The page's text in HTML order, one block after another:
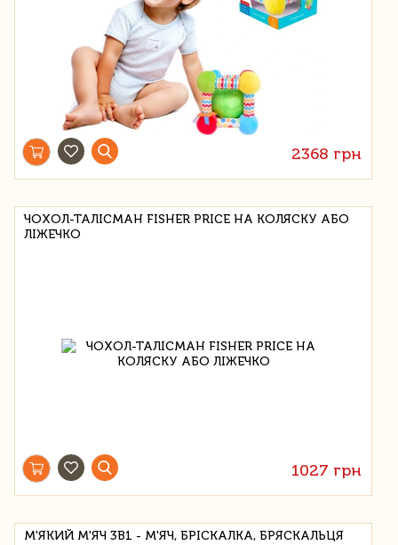
2368 грн
ЧОХОЛ-ТАЛІСМАН FISHER PRICE НА КОЛЯСКУ АБО
ЛІЖЕЧКО
1027 грн
М'ЯКИЙ М'ЯЧ 3В1 - М'ЯЧ, БРІСКАЛКА, БРЯСКАЛЬЦЯ